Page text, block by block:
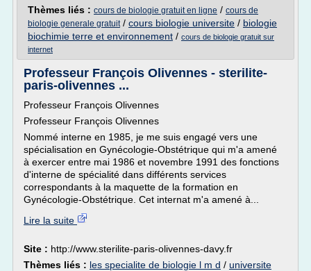
Thèmes liés : cours de biologie gratuit en ligne / cours de
biologie generale gratuit/ cours biologie universite / biologie
biochimie terre et environnement / cours de biologie gratuit sur
internet
Professeur François Olivennes - sterilite-
paris-olivennes ...
Professeur François Olivennes
Professeur François Olivennes
Nommé interne en 1985, je me suis engagé vers une
spécialisation en Gynécologie-Obstétrique qui m'a amené
à exercer entre mai 1986 et novembre 1991 des fonctions
d'interne de spécialité dans différents services
correspondants à la maquette de la formation en
Gynécologie-Obstétrique. Cet internat m'a amené à...
Lire la suite
Site : http://www.sterilite-paris-olivennes-davy.fr
Thèmes liés : les specialite de biologie l m d / universite